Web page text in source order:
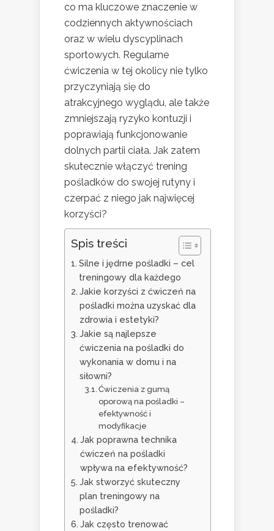
co ma kluczowe znaczenie w
codziennych aktywnościach
oraz w wielu dyscyplinach
sportowych. Regularne
ćwiczenia w tej okolicy nie tylko
przyczyniają się do
atrakcyjnego wyglądu, ale także
zmniejszają ryzyko kontuzji i
poprawiają funkcjonowanie
dolnych partii ciała. Jak zatem
skutecznie włączyć trening
pośladków do swojej rutyny i
czerpać z niego jak najwięcej
korzyści?
Spis treści
Silne i jędrne pośladki – cel
treningowy dla każdego
Jakie korzyści z ćwiczeń na
pośladki można uzyskać dla
zdrowia i estetyki?
Jakie są najlepsze
ćwiczenia na pośladki do
wykonania w domu i na
siłowni?
Ćwiczenia z gumą
oporową na pośladki –
efektywność i
modyfikacje
Jak poprawna technika
ćwiczeń na pośladki
wpływa na efektywność?
Jak stworzyć skuteczny
plan treningowy na
pośladki?
Jak często trenować